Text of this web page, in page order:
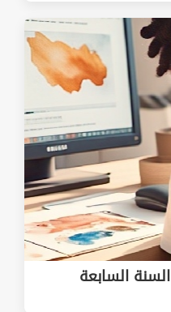
Cours de Français pour السنة السابعة